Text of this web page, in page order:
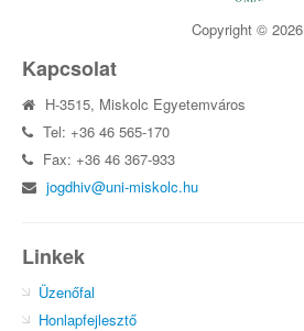
Copyright © 2026
Kapcsolat
H-3515, Miskolc Egyetemváros
Tel: +36 46 565-170
Fax: +36 46 367-933
jogdhiv@uni-miskolc.hu
Linkek
Üzenőfal
Honlapfejlesztő